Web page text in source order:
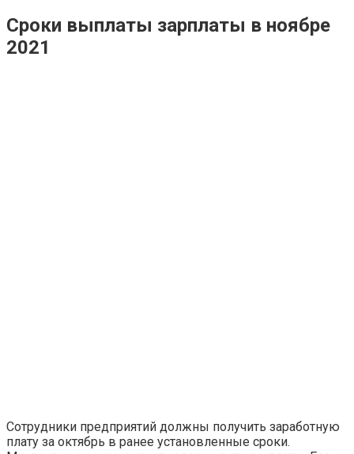
Сроки выплаты зарплаты в ноябре
2021
Сотрудники предприятий должны получить заработную
плату за октябрь в ранее установленные сроки.